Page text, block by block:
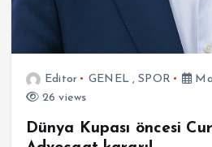
Editor GENEL,SPOR
26 views
Dünya Kupası öncesi